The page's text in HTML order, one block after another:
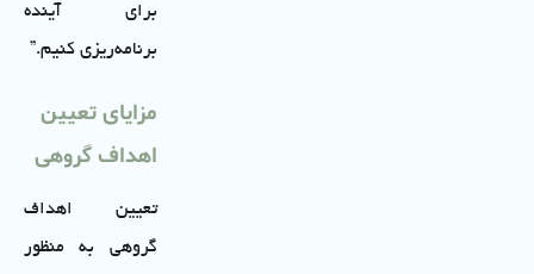
برای آینده
برنامه‌ریزی کنیم.”
مزایای تعیین
اهداف گروهی
تعیین اهداف
گروهی به منظور